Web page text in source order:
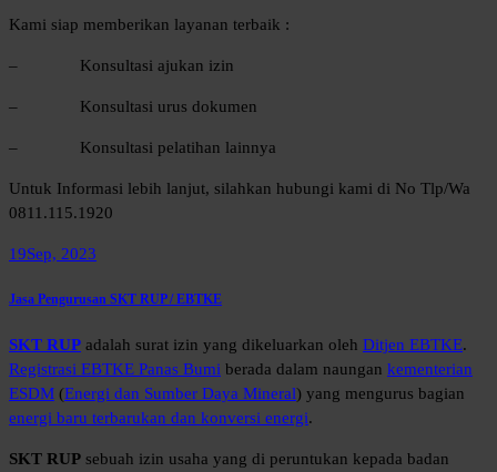
Kami siap memberikan layanan terbaik :
– Konsultasi ajukan izin
– Konsultasi urus dokumen
– Konsultasi pelatihan lainnya
Untuk Informasi lebih lanjut, silahkan hubungi kami di No Tlp/Wa
0811.115.1920
19Sep, 2023
Jasa Pengurusan SKT RUP / EBTKE
SKT RUP adalah surat izin yang dikeluarkan oleh Ditjen EBTKE.
Registrasi EBTKE Panas Bumi berada dalam naungan kementerian
ESDM (Energi dan Sumber Daya Mineral) yang mengurus bagian
energi baru terbarukan dan konversi energi.
SKT RUP sebuah izin usaha yang di peruntukan kepada badan